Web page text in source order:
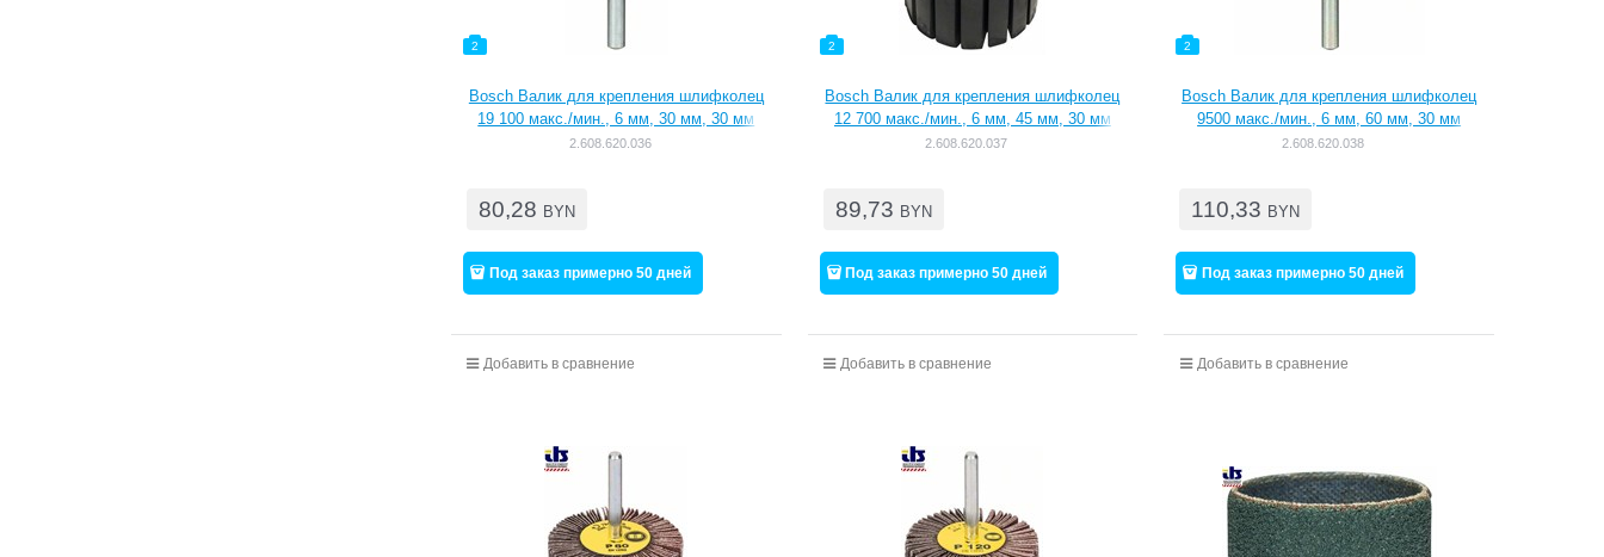
2
Bosch Валик для крепления шлифколец
19 100 макс./мин., 6 мм, 30 мм, 30 мм
[2608620036]
2.608.620.036
80,28 BYN
Под заказ примерно 50 дней
Добавить в сравнение
2
Bosch Валик для крепления шлифколец
12 700 макс./мин., 6 мм, 45 мм, 30 мм
[2608620037]
2.608.620.037
89,73 BYN
Под заказ примерно 50 дней
Добавить в сравнение
2
Bosch Валик для крепления шлифколец
9500 макс./мин., 6 мм, 60 мм, 30 мм
[2608620038]
2.608.620.038
110,33 BYN
Под заказ примерно 50 дней
Добавить в сравнение